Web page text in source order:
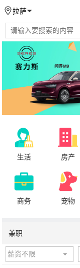
拉萨
生活 房产
商务 宠物
兼职
薪资不限